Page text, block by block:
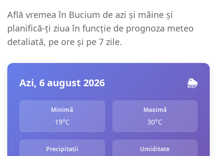
Află vremea în Bucium de azi și mâine și
planifică-ți ziua în funcție de prognoza meteo
detaliată, pe ore și pe 7 zile.
Azi, 6 august 2026 🌦️
Minimă
19°C
Maximă
30°C
Precipitații Umiditate